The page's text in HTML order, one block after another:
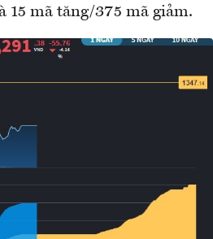
15 mã tăng/375 mã giảm.